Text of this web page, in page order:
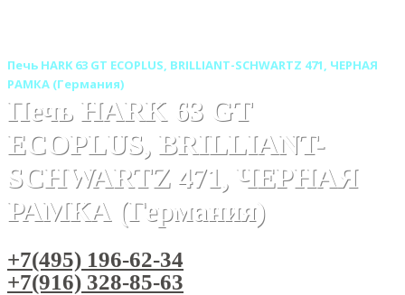
Печь HARK 63 GT ECOPLUS, BRILLIANT-SCHWARTZ 471, ЧЕРНАЯ
РАМКА (Германия)
Печь HARK 63 GT
ECOPLUS, BRILLIANT-
SCHWARTZ 471, ЧЕРНАЯ
РАМКА (Германия)
+7(495) 196-62-34
+7(916) 328-85-63